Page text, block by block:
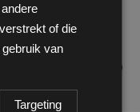
S3
of die
van
Targeting